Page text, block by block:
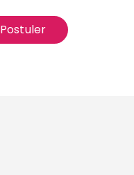
Postuler